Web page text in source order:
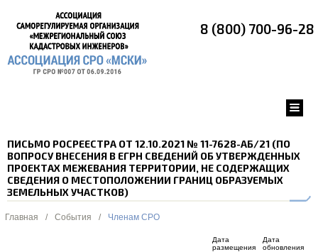
8 (800) 700-96-28
ПИСЬМО РОСРЕЕСТРА ОТ 12.10.2021 № 11-7628-АБ/21 (ПО
ВОПРОСУ ВНЕСЕНИЯ В ЕГРН СВЕДЕНИЙ ОБ УТВЕРЖДЕННЫХ
ПРОЕКТАХ МЕЖЕВАНИЯ ТЕРРИТОРИИ, НЕ СОДЕРЖАЩИХ
СВЕДЕНИЯ О МЕСТОПОЛОЖЕНИИ ГРАНИЦ ОБРАЗУЕМЫХ
ЗЕМЕЛЬНЫХ УЧАСТКОВ)
Главная / События / Членам СРО
Дата
размещения
Дата
обновления